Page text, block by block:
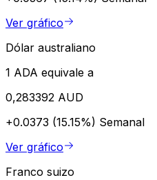
Ver gráfico
Dólar australiano
1 ADA equivale a
0,283392 AUD
+0.0373 (15.15%) Semanal
Ver gráfico
Franco suizo